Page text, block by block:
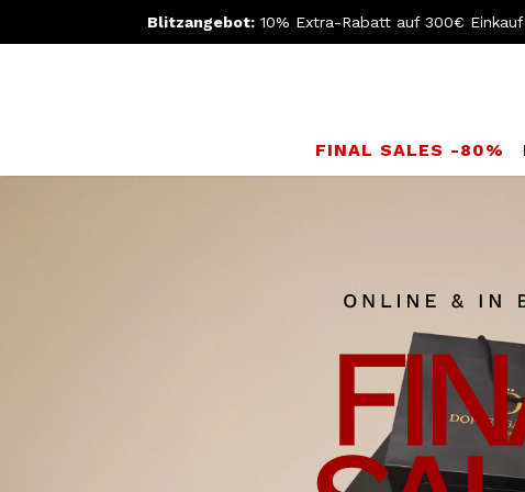
Blitzangebot: 10% Extra-Rabatt auf 300€
FINAL SALES -80%